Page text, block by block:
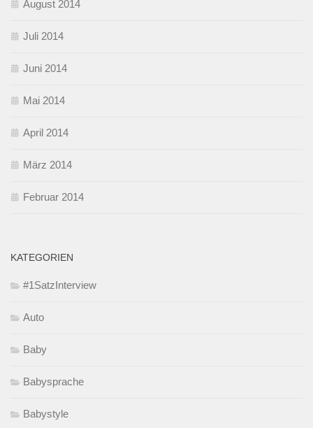
August 2014
Juli 2014
Juni 2014
Mai 2014
April 2014
März 2014
Februar 2014
KATEGORIEN
#1SatzInterview
Auto
Baby
Babysprache
Babystyle